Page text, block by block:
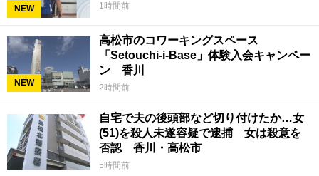
NEW 1時間前
NEW
高松市のコワーキングスペース
「Setouchi-i-Base」体験入会キャンペー
ン 香川
2時間前
自宅で夫の後頭部など切り付けたか…女
(51)を殺人未遂容疑で逮捕 女は殺意を
否認 香川・高松市
5時間前